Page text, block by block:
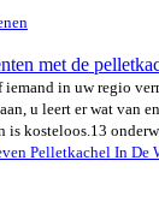
met de
in uw regio
u leert er wat van
is kosteloos.13
Pelletkachel In De